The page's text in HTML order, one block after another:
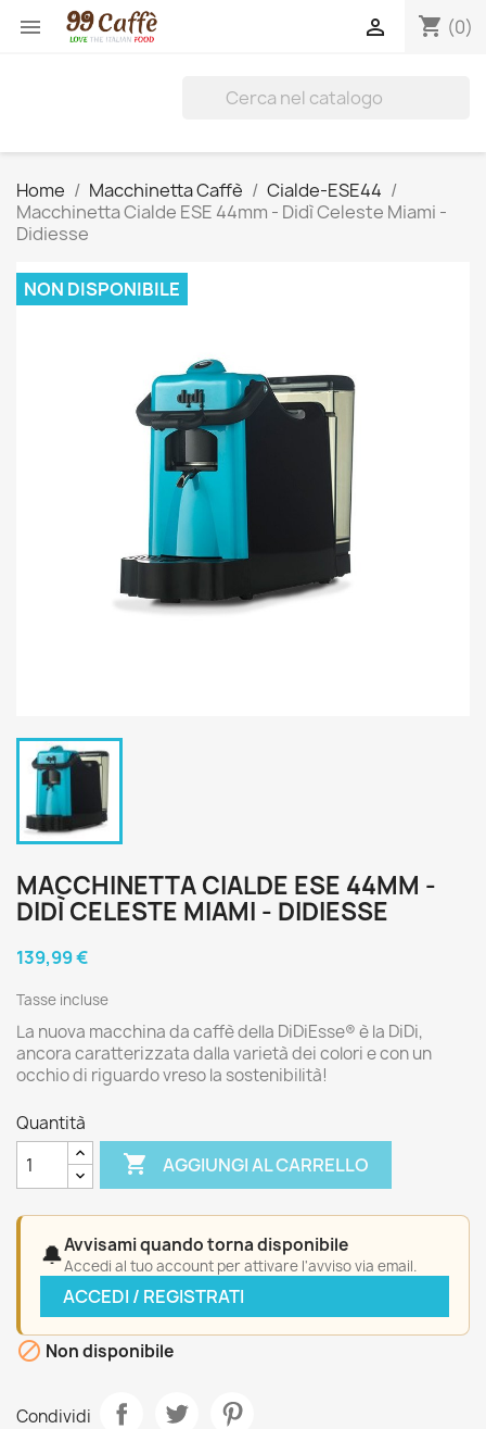
 shopping_cart (0)

Home Macchinetta Caffè
Cialde-ESE44
Macchinetta Cialde ESE 44mm - Didì Celeste Miami -
Didiesse
NON DISPONIBILE
MACCHINETTA CIALDE ESE 44MM -
DIDÌ CELESTE MIAMI - DIDIESSE
139,99 €
Tasse incluse
La nuova macchina da caffè della DiDiEsse® è la DiDi,
ancora caratterizzata dalla varietà dei colori e con un
occhio di riguardo vreso la sostenibilità!
Quantità
 AGGIUNGI AL CARRELLO
🔔Avvisami quando torna disponibile
Accedi al tuo account per attivare l'avviso via email.
ACCEDI / REGISTRATI
 Non disponibile
Condividi